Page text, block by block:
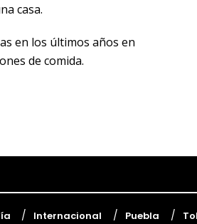
casa.
en los últimos años en
de comida.
Internacional Puebla